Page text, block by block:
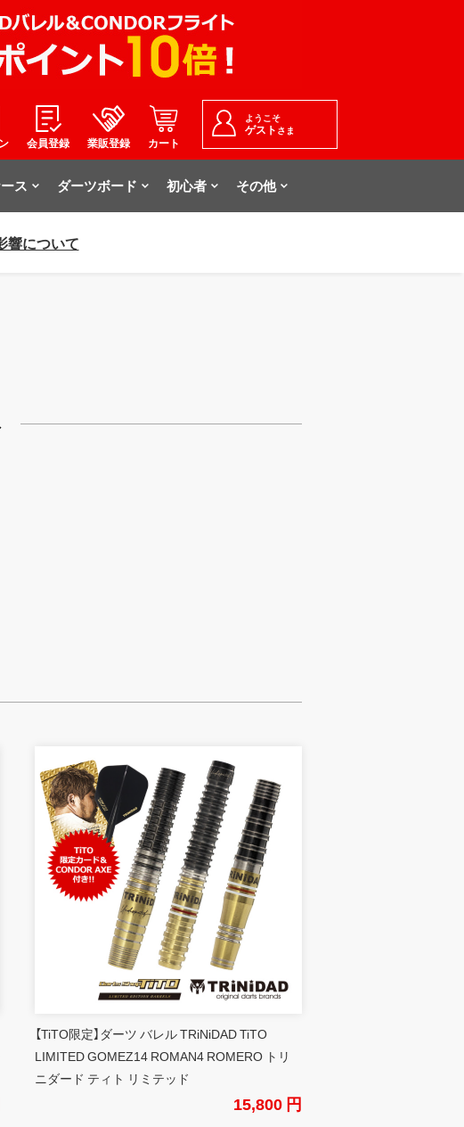
会員登録 業販登録 カート
ようこそ
ゲスト さま
ス ダーツボード 初心者 その他
響について
【TiTO限定】ダーツ バレル TRiNiDAD TiTO
LIMITED GOMEZ14 ROMAN4 ROMERO トリ
ニダード ティト リミテッド
15,800 円